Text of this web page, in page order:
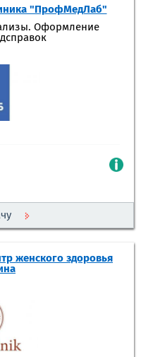
"ПрофМедЛаб"
Оформление
женского здоровья